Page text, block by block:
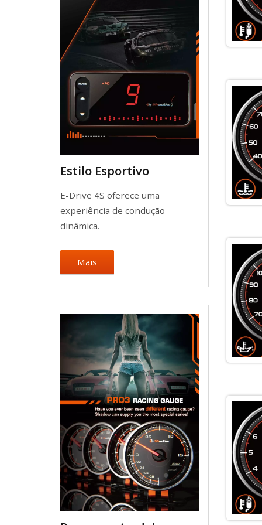
Estilo Esportivo
E-Drive 4S oferece uma
experiência de condução
dinâmica.
Mais